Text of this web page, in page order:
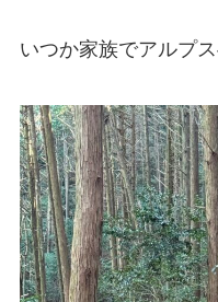
いつか家族でアルプス